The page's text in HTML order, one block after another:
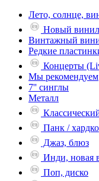
Лето, солнце,
Новый винил
Винтажный
Редкие
Концерты
Мы рекомендуем
7'' синглы
Металл
Панк /
Джаз, блюз
Инди, новая
Поп, диско